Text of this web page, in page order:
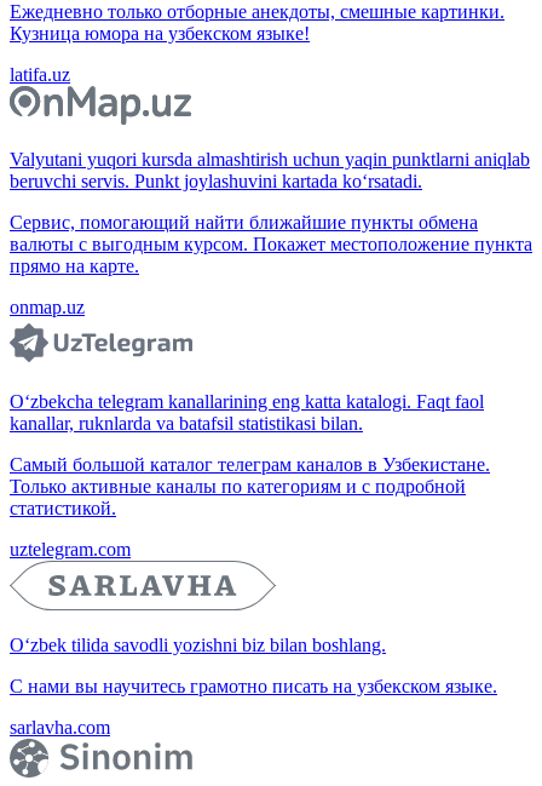
Ежедневно только отборные анекдоты, смешные картинки.
Кузница юмора на узбекском языке!
latifa.uz
Valyutani yuqori kursda almashtirish uchun yaqin punktlarni aniqlab
beruvchi servis. Punkt joylashuvini kartada ko‘rsatadi.
Сервис, помогающий найти ближайшие пункты обмена
валюты с выгодным курсом. Покажет местоположение пункта
прямо на карте.
onmap.uz
O‘zbekcha telegram kanallarining eng katta katalogi. Faqt faol
kanallar, ruknlarda va batafsil statistikasi bilan.
Самый большой каталог телеграм каналов в Узбекистане.
Только активные каналы по категориям и с подробной
статистикой.
uztelegram.com
O‘zbek tilida savodli yozishni biz bilan boshlang.
С нами вы научитесь грамотно писать на узбекском языке.
sarlavha.com